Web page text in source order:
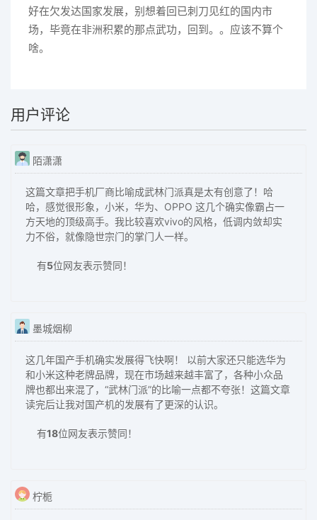
好在欠发达国家发展，别想着回已刺刀见红的国内市
场，毕竟在非洲积累的那点武功，回到。。应该不算个
啥。
用户评论
陌潇潇
这篇文章把手机厂商比喻成武林门派真是太有创意了！哈
哈，感觉很形象，小米，华为、OPPO 这几个确实像霸占一
方天地的顶级高手。我比较喜欢vivo的风格，低调内敛却实
力不俗，就像隐世宗门的掌门人一样。
有5位网友表示赞同！
墨城烟柳
这几年国产手机确实发展得飞快啊！ 以前大家还只能选华为
和小米这种老牌品牌，现在市场越来越丰富了，各种小众品
牌也都出来混了，“武林门派”的比喻一点都不夸张！这篇文章
读完后让我对国产机的发展有了更深的认识。
有18位网友表示赞同！
柠栀